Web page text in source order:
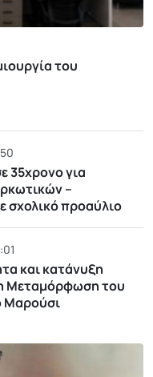
του
35χρονο για
–
σχολικό προαύλιο
και κατάνυξη
Μεταμόρφωση του
Μαρούσι